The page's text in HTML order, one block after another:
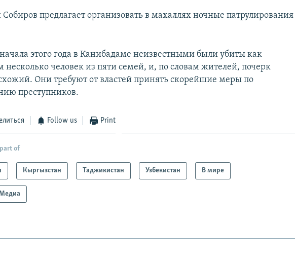
предлагает организовать в махаллях ночные патрулирования
этого года в Канибадаме неизвестными были убиты как
человек из пяти семей, и, по словам жителей, почерк
Они требуют от властей принять скорейшие меры по
преступников.
Follow us Print
of
Кыргызстан Таджикистан Узбекистан В мире